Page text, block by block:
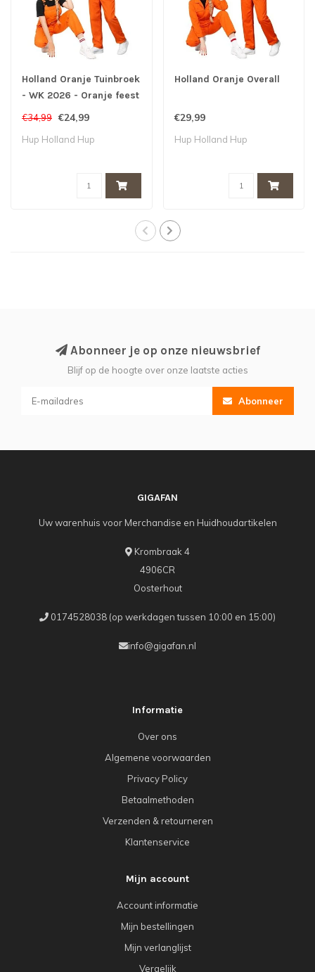
Holland Oranje Tuinbroek
- WK 2026 - Oranje feest
- Koningsdag
€34,99 €24,99
Hup Holland Hup
Holland Oranje Overall
€29,99
Hup Holland Hup
Abonneer je op onze nieuwsbrief
Blijf op de hoogte over onze laatste acties
Abonneer
GIGAFAN
Uw warenhuis voor Merchandise en Huidhoudartikelen
Krombraak 4
4906CR
Oosterhout
0174528038 (op werkdagen tussen 10:00 en 15:00)
info@gigafan.nl
Informatie
Over ons
Algemene voorwaarden
Privacy Policy
Betaalmethoden
Verzenden & retourneren
Klantenservice
Mijn account
Account informatie
Mijn bestellingen
Mijn verlanglijst
Vergelijk